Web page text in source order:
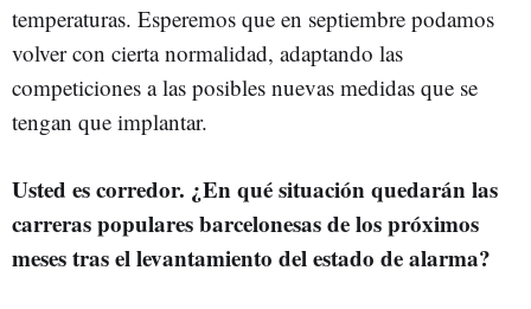
temperaturas. Esperemos que en septiembre podamos
volver con cierta normalidad, adaptando las
competiciones a las posibles nuevas medidas que se
tengan que implantar.
Usted es corredor. ¿En qué situación quedarán las
carreras populares barcelonesas de los próximos
meses tras el levantamiento del estado de alarma?